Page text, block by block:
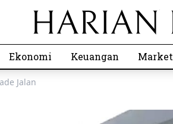
Ekonomi Keuangan Market
Jalan